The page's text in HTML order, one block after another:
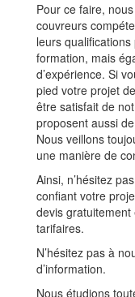
Pour ce faire,
couvreurs
leurs
formation, mais
d’expérience. Si
pied votre projet
être satisfait de
proposent aussi
Nous veillons
une manière de
Ainsi, n’hésitez
confiant votre
devis
tarifaires.
N’hésitez pas à
d’information.
Nous étudions